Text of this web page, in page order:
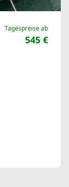
Tagespreise ab
545 €